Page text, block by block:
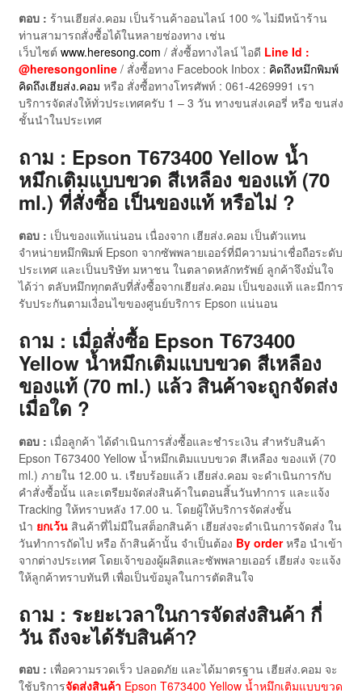
ตอบ : ร้านเฮียส่ง.คอม เป็นร้านค้าออนไลน์ 100 % ไม่มีหน้าร้าน
ท่านสามารถสั่งซื้อได้ในหลายช่องทาง เช่น
เว็บไซต์ www.heresong.com / สั่งซื้อทางไลน์ ไอดี Line Id :
@heresongonline / สั่งซื้อทาง Facebook Inbox : คิดถึงหมึกพิมพ์
คิดถึงเฮียส่ง.คอม หรือ สั่งซื้อทางโทรศัพท์ : 061-4269991 เรา
บริการจัดส่งให้ทั่วประเทศครับ 1 – 3 วัน ทางขนส่งเคอรี่ หรือ ขนส่ง
ชั้นนำในประเทศ
ถาม : Epson T673400 Yellow น้ำ
หมึกเติมแบบขวด สีเหลือง ของแท้ (70
ml.) ที่สั่งซื้อ เป็นของแท้ หรือไม่ ?
ตอบ : เป็นของแท้แน่นอน เนื่องจาก เฮียส่ง.คอม เป็นตัวแทน
จำหน่ายหมึกพิมพ์ Epson จากซัพพลายเออร์ที่มีความน่าเชื่อถือระดับ
ประเทศ และเป็นบริษัท มหาชน ในตลาดหลักทรัพย์ ลูกค้าจึงมั่นใจ
ได้ว่า ตลับหมึกทุกตลับที่สั่งซื้อจากเฮียส่ง.คอม เป็นของแท้ และมีการ
รับประกันตามเงื่อนไขของศูนย์บริการ Epson แน่นอน
ถาม : เมื่อสั่งซื้อ Epson T673400
Yellow น้ำหมึกเติมแบบขวด สีเหลือง
ของแท้ (70 ml.) แล้ว สินค้าจะถูกจัดส่ง
เมื่อใด ?
ตอบ : เมื่อลูกค้า ได้ดำเนินการสั่งซื้อและชำระเงิน สำหรับสินค้า
Epson T673400 Yellow น้ำหมึกเติมแบบขวด สีเหลือง ของแท้ (70
ml.) ภายใน 12.00 น. เรียบร้อยแล้ว เฮียส่ง.คอม จะดำเนินการกับ
คำสั่งซื้อนั้น และเตรียมจัดส่งสินค้าในตอนสิ้นวันทำการ และแจ้ง
Tracking ให้ทราบหลัง 17.00 น. โดยผู้ให้บริการจัดส่งชั้น
นำ ยกเว้นสินค้าที่ไม่มีในสต็อกสินค้า เฮียส่งจะดำเนินการจัดส่ง ใน
วันทำการถัดไป หรือ ถ้าสินค้านั้น จำเป็นต้อง By orderหรือ นำเข้า
จากต่างประเทศ โดยเจ้าของผู้ผลิตและซัพพลายเออร์ เฮียส่ง จะแจ้ง
ให้ลูกค้าทราบทันที เพื่อเป็นข้อมูลในการตัดสินใจ
ถาม : ระยะเวลาในการจัดส่งสินค้า กี่
วัน ถึงจะได้รับสินค้า?
ตอบ : เพื่อความรวดเร็ว ปลอดภัย และได้มาตรฐาน เฮียส่ง.คอม จะ
ใช้บริการจัดส่งสินค้า Epson T673400 Yellow น้ำหมึกเติมแบบขวด